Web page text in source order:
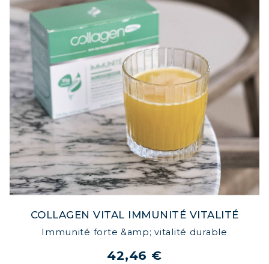
COLLAGEN VITAL IMMUNITÉ VITALITÉ
Immunité forte &amp; vitalité durable
42,46 €